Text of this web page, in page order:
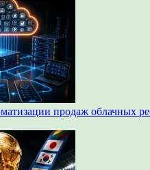
продаж облачных